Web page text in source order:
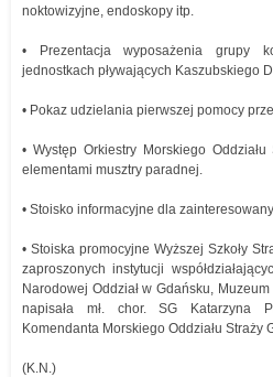
noktowizyjne, endoskopy itp.
• Prezentacja wyposażenia grupy
jednostkach pływających Kaszubskiego
• Pokaz udzielania pierwszej pomocy
• Występ Orkiestry Morskiego
elementami musztry paradnej.
• Stoisko informacyjne dla
• Stoiska promocyjne Wyższej Szkoły
zaproszonych instytucji
Narodowej Oddział w Gdańsku,
napisała mł. chor. SG Katarzyna
Komendanta Morskiego Oddziału Straży
(K.N.)